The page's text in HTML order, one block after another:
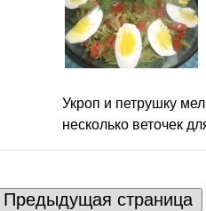
Укроп и петрушку
несколько веточек
Предыдущая страница